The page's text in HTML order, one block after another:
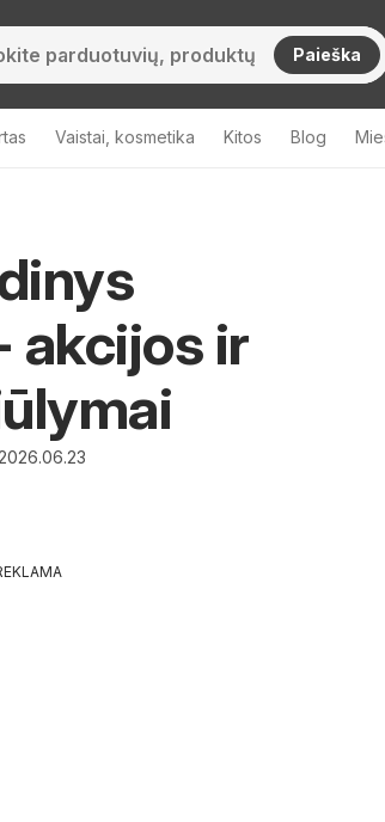
Paieška
Vaistai, kosmetika Kitos Blog
akcijos ir